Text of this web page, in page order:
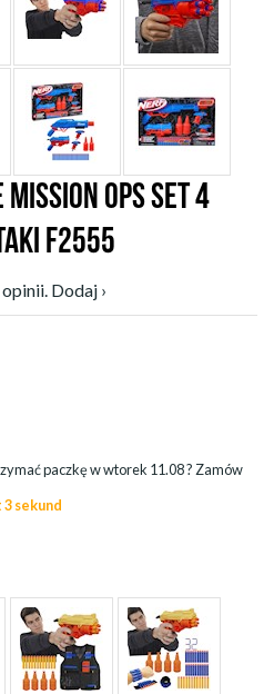
OPS SET 4
F2555
Dodaj ›
paczkę wwtorek 11.08? Zamów
2 sekund